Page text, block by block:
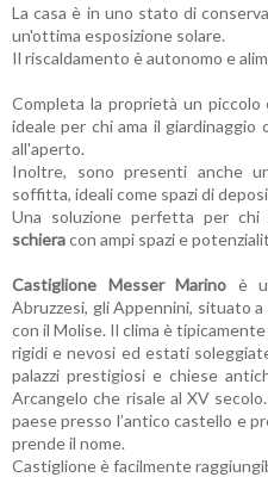
La casa è in uno stato di
un'ottima esposizione solare.
Il riscaldamento è autonomo e
Completa la proprietà un
ideale per chi ama il
all'aperto.
Inoltre, sono presenti anche
soffitta, ideali come spazi di
Una soluzione perfetta per
schieracon ampi spazi e
Castiglione Messer Marino è
Abruzzesi, gli Appennini, situato
con il Molise. Il clima è
rigidi e nevosi ed estati
palazzi prestigiosi e chiese
Arcangelo che risale al XV
paese presso l’antico castello e
prende il nome.
Castiglione è facilmente